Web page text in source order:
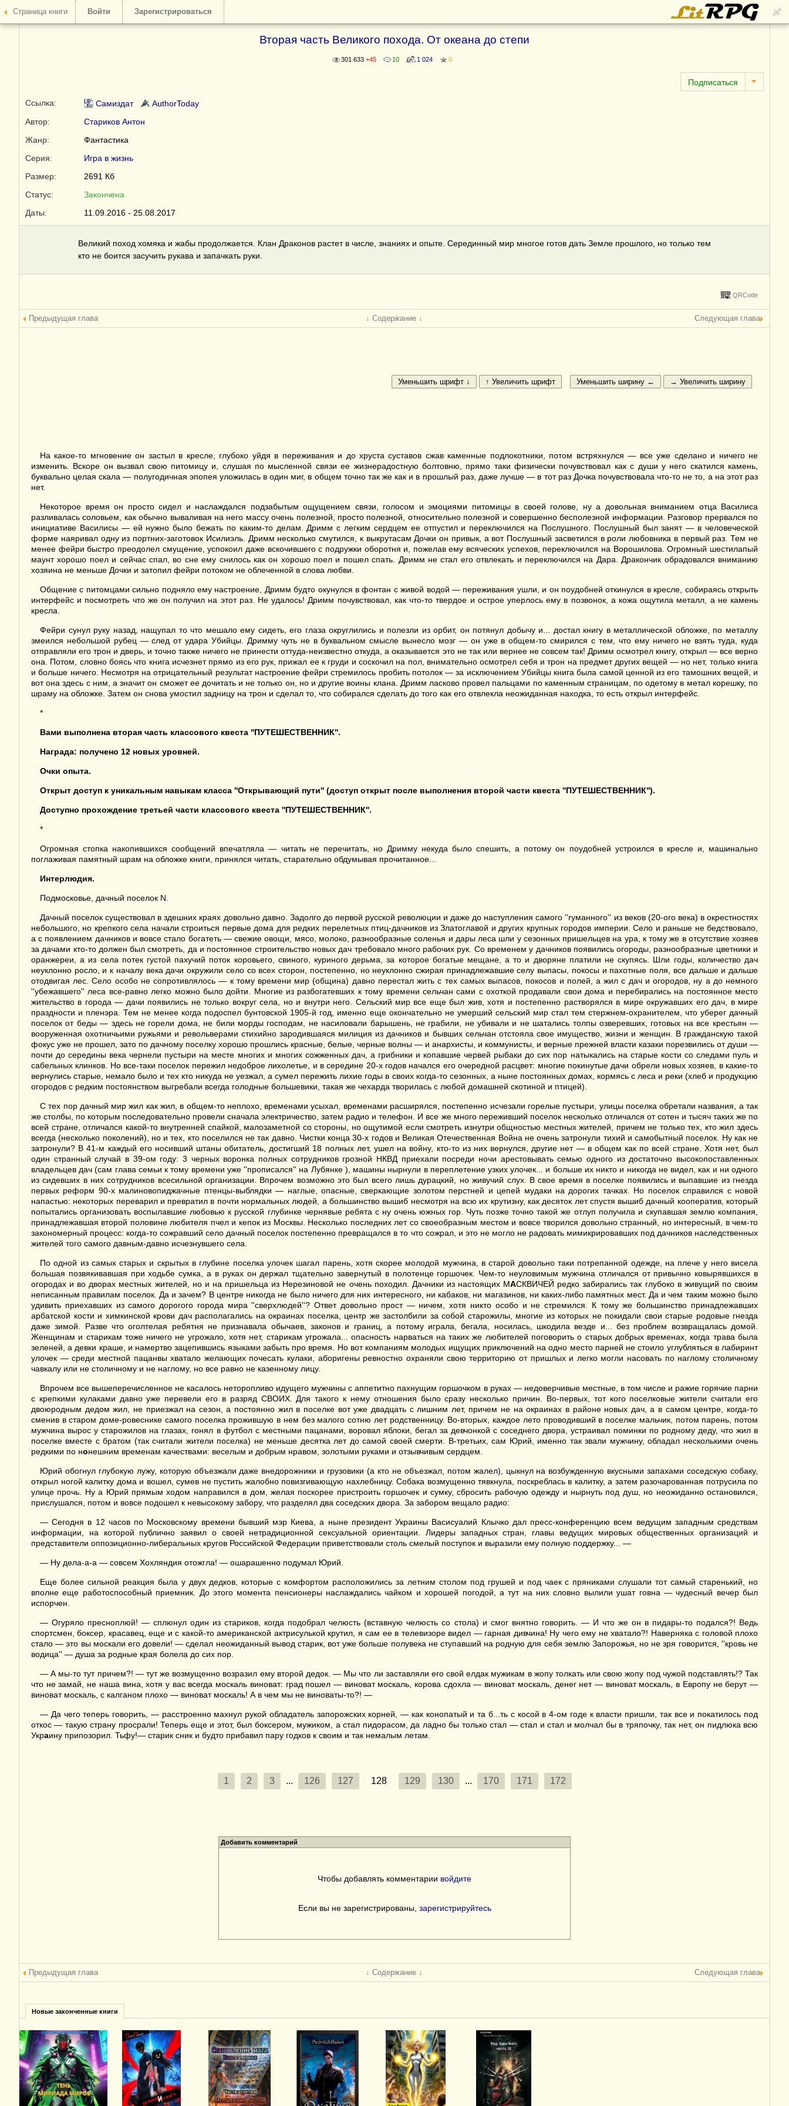
Страница книги Войти Зарегистрироваться
Вторая часть Великого похода. От океана до степи
301 633 +45 10 1 024 0
Ссылка: Самиздат
AuthorToday
Автор:
Стариков Антон
Жанр:
Фантастика
Серия:
Игра в жизнь
Размер:
2691 Кб
Статус:
Закончена
Даты:
11.09.2016 - 25.08.2017
Великий поход хомяка и жабы продолжается. Клан Драконов растет в числе, знаниях и опыте. Серединный мир многое готов дать Земле прошлого, но только тем
кто не боится засучить рукава и запачкать руки.
QRCode
Предыдущая глава ↓ Содержание ↓ Следующая глава
На какое-то мгновение он застыл в кресле, глубоко уйдя в переживания и до хруста суставов сжав каменные подлокотники, потом встряхнулся — все уже сделано и ничего не
изменить. Вскоре он вызвал свою питомицу и, слушая по мысленной связи ее жизнерадостную болтовню, прямо таки физически почувствовал как с души у него скатился камень,
буквально целая скала — полугодичная эпопея уложилась в один миг, в общем точно так же как и в прошлый раз, даже лучше — в тот раз Дочка почувствовала что-то не то, а на этот раз
нет.
Некоторое время он просто сидел и наслаждался подзабытым ощущением связи, голосом и эмоциями питомицы в своей голове, ну а довольная вниманием отца Василиса
разливалась соловьем, как обычно вываливая на него массу очень полезной, просто полезной, относительно полезной и совершенно бесполезной информации. Разговор прервался по
инициативе Василисы — ей нужно было бежать по каким-то делам. Дримм с легким сердцем ее отпустил и переключился на Послушного. Послушный был занят — в человеческой
форме наяривал одну из портних-заготовок Исилиэль. Дримм несколько смутился, к выкрутасам Дочки он привык, а вот Послушный засветился в роли любовника в первый раз. Тем не
менее фейри быстро преодолел смущение, успокоил даже вскочившего с подружки оборотня и, пожелав ему всяческих успехов, переключился на Ворошилова. Огромный шестилапый
маунт хорошо поел и сейчас спал, во сне ему снилось как он хорошо поел и пошел спать. Дримм не стал его отвлекать и переключился на Дара. Дракончик обрадовался вниманию
хозяина не меньше Дочки и затопил фейри потоком не облеченной в слова любви.
Общение с питомцами сильно подняло ему настроение, Дримм будто окунулся в фонтан с живой водой — переживания ушли, и он поудобней откинулся в кресле, собираясь открыть
интерфейс и посмотреть что же он получил на этот раз. Не удалось! Дримм почувствовал, как что-то твердое и острое уперлось ему в позвонок, а кожа ощутила металл, а не камень
кресла.
Фейри сунул руку назад, нащупал то что мешало ему сидеть, его глаза округлились и полезли из орбит, он потянул добычу и... достал книгу в металлической обложке, по металлу
змеился небольшой рубец — след от удара Убийцы. Дримму чуть не в буквальном смысле вынесло мозг — он уже в общем-то смирился с тем, что ему ничего не взять туда, куда
отправляли его трон и дверь, и точно также ничего не принести оттуда-неизвестно откуда, а оказывается это не так или вернее не совсем так! Дримм осмотрел книгу, открыл — все верно
она. Потом, словно боясь что книга исчезнет прямо из его рук, прижал ее к груди и соскочил на пол, внимательно осмотрел себя и трон на предмет других вещей — но нет, только книга
и больше ничего. Несмотря на отрицательный результат настроение фейри стремилось пробить потолок — за исключением Убийцы книга была самой ценной из его тамошних вещей, и
вот она здесь с ним, а значит он сможет ее дочитать и не только он, но и другие воины клана. Дримм ласково провел пальцами по каменным страницам, по одетому в метал корешку, по
шраму на обложке. Затем он снова умостил задницу на трон и сделал то, что собирался сделать до того как его отвлекла неожиданная находка, то есть открыл интерфейс.
*
Вами выполнена вторая часть классового квеста ''ПУТЕШЕСТВЕННИК''.
Награда: получено 12 новых уровней.
Очки опыта.
Открыт доступ к уникальным навыкам класса ''Открывающий пути'' (доступ открыт после выполнения второй части квеста ''ПУТЕШЕСТВЕННИК'').
Доступно прохождение третьей части классового квеста ''ПУТЕШЕСТВЕННИК''.
*
Огромная стопка накопившихся сообщений впечатляла — читать не перечитать, но Дримму некуда было спешить, а потому он поудобней устроился в кресле и, машинально
поглаживая памятный шрам на обложке книги, принялся читать, старательно обдумывая прочитанное...
Интерлюдия.
Подмосковье, дачный поселок N.
Дачный поселок существовал в здешних краях довольно давно. Задолго до первой русской революции и даже до наступления самого ''гуманного'' из веков (20-ого века) в окрестностях
небольшого, но крепкого села начали строиться первые дома для редких перелетных птиц-дачников из Златоглавой и других крупных городов империи. Село и раньше не бедствовало,
а с появлением дачников и вовсе стало богатеть — свежие овощи, мясо, молоко, разнообразные соленья и дары леса шли у сезонных пришельцев на ура, к тому же в отсутствие хозяев
за дачами кто-то должен был смотреть, да и постоянное строительство новых дач требовало много рабочих рук. Со временем у дачников появились огороды, разнообразные цветники и
оранжереи, а из села потек густой пахучий поток коровьего, свиного, куриного дерьма, за которое богатые мещане, а то и дворяне платили не скупясь. Шли годы, количество дач
неуклонно росло, и к началу века дачи окружили село со всех сторон, постепенно, но неуклонно сжирая принадлежавшие селу выпасы, покосы и пахотные поля, все дальше и дальше
отодвигая лес. Село особо не сопротивлялось — к тому времени мир (община) давно перестал жить с тех самых выпасов, покосов и полей, а жил с дач и огородов, ну а до немного
''убежавшего'' леса все-равно легко можно было дойти. Многие из разбогатевших к тому времени сельчан сами с охоткой продавали свои дома и перебирались на постоянное место
жительство в города — дачи появились не только вокруг села, но и внутри него. Сельский мир все еще был жив, хотя и постепенно растворялся в мире окружавших его дач, в мире
праздности и пленэра. Тем не менее когда подоспел бунтовской 1905-й год, именно еще окончательно не умерший сельский мир стал тем стержнем-охранителем, что уберег дачный
поселок от беды — здесь не горели дома, не били морды господам, не насиловали барышень, не грабили, не убивали и не шатались толпы озверевших, готовых на все крестьян —
вооруженная охотничьими ружьями и револьверами стихийно зародившаяся милиция из дачников и бывших сельчан отстояла свое имущество, жизни и женщин. В гражданскую такой
фокус уже не прошел, зато по дачному поселку хорошо прошлись красные, белые, черные волны — и анархисты, и коммунисты, и верные прежней власти казаки порезвились от души —
почти до середины века чернели пустыри на месте многих и многих сожженных дач, а грибники и копавшие червей рыбаки до сих пор натыкались на старые кости со следами пуль и
сабельных клинков. Но все-таки поселок пережил недоброе лихолетье, и в середине 20-х годов начался его очередной расцвет: многие покинутые дачи обрели новых хозяев, в какие-то
вернулись старые, немало было и тех кто никуда не уезжал, а сумел пережить лихие годы в своих когда-то сезонных, а ныне постоянных домах, кормясь с леса и реки (хлеб и продукцию
огородов с редким постоянством выгребали всегда голодные большевики, такая же чехарда творилась с любой домашней скотиной и птицей).
С тех пор дачный мир жил как жил, в общем-то неплохо, временами усыхал, временами расширялся, постепенно исчезали горелые пустыри, улицы поселка обретали названия, а так
же столбы, по которым последовательно провели сначала электричество, затем радио и телефон. И все же много переживший поселок несколько отличался от сотен и тысяч таких же по
всей стране, отличался какой-то внутренней спайкой, малозаметной со стороны, но ощутимой если смотреть изнутри общностью местных жителей, причем не только тех, кто жил здесь
всегда (несколько поколений), но и тех, кто поселился не так давно. Чистки конца 30-х годов и Великая Отечественная Война не очень затронули тихий и самобытный поселок. Ну как не
затронули? В 41-м каждый его носивший штаны обитатель, достигший 18 полных лет, ушел на войну, кто-то из них вернулся, другие нет — в общем как по всей стране. Хотя нет, был
один странный случай в 39-ом году: 3 черных воронка полных сотрудников грозной НКВД приехали посреди ночи арестовывать семью одного из достаточно высокопоставленных
владельцев дач (сам глава семьи к тому времени уже ''прописался'' на Лубянке ), машины нырнули в переплетение узких улочек... и больше их никто и никогда не видел, как и ни одного
из сидевших в них сотрудников всесильной организации. Впрочем возможно это был всего лишь дурацкий, но живучий слух. В свое время в поселке появились и выпавшие из гнезда
первых реформ 90-х малиновопиджачные птенцы-выблядки — наглые, опасные, сверкающие золотом перстней и цепей мудаки на дорогих тачках. Но поселок справился с новой
напастью: некоторых переварил и превратил в почти нормальных людей, а большинство вышиб несмотря на всю их крутизну, как десяток лет спустя вышиб дачный кооператив, который
попытались организовать воспылавшие любовью к русской глубинке чернявые ребята с ну очень южных гор. Чуть позже точно такой же отлуп получила и скупавшая землю компания,
принадлежавшая второй половине любителя пчел и кепок из Москвы. Несколько последних лет со своеобразным местом и вовсе творился довольно странный, но интересный, в чем-то
закономерный процесс: когда-то сожравший село дачный поселок постепенно превращался в то что сожрал, и это не могло не радовать мимикрировавших под дачников наследственных
жителей того самого давным-давно исчезнувшего села.
По одной из самых старых и скрытых в глубине поселка улочек шагал парень, хотя скорее молодой мужчина, в старой довольно таки потрепанной одежде, на плече у него висела
большая позвякивавшая при ходьбе сумка, а в руках он держал тщательно завернутый в полотенце горшочек. Чем-то неуловимым мужчина отличался от привычно ковырявшихся в
огородах и во дворах местных жителей, но и на пришельца из Нерезиновой не очень походил. Дачники из настоящих МАСКВИЧЕЙ редко забирались так глубоко в живущий по своим
неписанным правилам поселок. Да и зачем? В центре никогда не было ничего для них интересного, ни кабаков, ни магазинов, ни каких-либо памятных мест. Да и чем таким можно было
удивить приехавших из самого дорогого города мира ''сверхлюдей''? Ответ довольно прост — ничем, хотя никто особо и не стремился. К тому же большинство принадлежавших
арбатской кости и химкинской крови дач располагались на окраинах поселка, центр же застолбили за собой старожилы, многие из которых не покидали свои старые родовые гнезда
даже зимой. Разве что оголтелая ребятня не признавала обычаев, законов и границ, а потому играла, бегала, носилась, шкодила везде и... без проблем возвращалась домой.
Женщинам и старикам тоже ничего не угрожало, хотя нет, старикам угрожала... опасность нарваться на таких же любителей поговорить о старых добрых временах, когда трава была
зеленей, а девки краше, и намертво зацепившись языками забыть про время. Но вот компаниям молодых ищущих приключений на одно место парней не стоило углубляться в лабиринт
улочек — среди местной пацанвы хватало желающих почесать кулаки, аборигены ревностно охраняли свою территорию от пришлых и легко могли насовать по наглому столичному
чавкалу или не столичному и не наглому, но все равно не казенному лицу.
Впрочем все вышеперечисленное не касалось неторопливо идущего мужчины с аппетитно пахнущим горшочком в руках — недоверчивые местные, в том числе и ражие горячие парни
с крепкими кулаками давно уже перевели его в разряд СВОИХ. Для такого к нему отношения было сразу несколько причин. Во-первых, тот кого поселковые жители считали его
двоюродным дедом жил, не приезжал на сезон, а постоянно жил в поселке вот уже двадцать с лишним лет, причем не на окраинах в районе новых дач, а в самом центре, когда-то
сменив в старом доме-ровеснике самого поселка прожившую в нем без малого сотню лет родственницу. Во-вторых, каждое лето проводивший в поселке мальчик, потом парень, потом
мужчина вырос у старожилов на глазах, гонял в футбол с местными пацанами, воровал яблоки, бегал за девчонкой с соседнего двора, устраивал поминки по родному деду, что жил в
поселке вместе с братом (так считали жители поселка) не меньше десятка лет до самой своей смерти. В-третьих, сам Юрий, именно так звали мужчину, обладал несколькими очень
редкими по нонешним временам качествами: веселым и добрым нравом, золотыми руками и отзывчивым сердцем.
Юрий обогнул глубокую лужу, которую объезжали даже внедорожники и грузовики (а кто не объезжал, потом жалел), цыкнул на возбужденную вкусными запахами соседскую собаку,
открыл ногой калитку дома и вошел, сумев не пустить жалобно повизгивающую нахлебницу. Собака возмущенно тявкнула, поскреблась в калитку, а затем разочарованная потрусила по
улице прочь. Ну а Юрий прямым ходом направился в дом, желая поскорее пристроить горшочек и сумку, сбросить рабочую одежду и нырнуть под душ, но неожиданно остановился,
прислушался, потом и вовсе подошел к невысокому забору, что разделял два соседских двора. За забором вещало радио:
— Сегодня в 12 часов по Московскому времени бывший мэр Киева, а ныне президент Украины Васисуалий Клычко дал пресс-конференцию всем ведущим западным средствам
информации, на которой публично заявил о своей нетрадиционной сексуальной ориентации. Лидеры западных стран, главы ведущих мировых общественных организаций и
представители оппозиционно-либеральных кругов Российской Федерации приветствовали столь смелый поступок и выразили ему полную поддержку... —
— Ну дела-а-а — совсем Хохляндия отожгла! — ошарашенно подумал Юрий.
Еще более сильной реакция была у двух дедков, которые с комфортом расположились за летним столом под грушей и под чаек с пряниками слушали тот самый старенький, но
вполне еще работоспособный приемник. До этого момента пенсионеры наслаждались чайком и хорошей погодой, а тут на них словно вылили ушат говна — чудесный вечер был
испорчен.
— Огуряло пресноплюй! — сплюнул один из стариков, когда подобрал челюсть (вставную челюсть со стола) и смог внятно говорить. — И что же он в пидары-то подался?! Ведь
спортсмен, боксер, красавец, еще и с какой-то американской актрисулькой крутил, я сам ее в телевизоре видел — гарная дивчина! Ну чего ему не хватало?! Наверняка с головой плохо
стало — это вы москали его довели! — сделал неожиданный вывод старик, вот уже больше полувека не ступавший на родную для себя землю Запорожья, но не зря говорится, ''кровь не
водица'' — душа за родные края болела до сих пор.
— А мы-то тут причем?! — тут же возмущенно возразил ему второй дедок. — Мы что ли заставляли его свой елдак мужикам в жопу толкать или свою жопу под чужой подставлять!? Так
что не замай, не наша вина, хотя у вас всегда москаль виноват: град пошел — виноват москаль, корова сдохла — виноват москаль, денег нет — виноват москаль, в Европу не берут —
виноват москаль, с калганом плохо — виноват москаль! А в чем мы не виноваты-то?! —
— Да чего теперь говорить, — расстроенно махнул рукой обладатель запорожских корней, — как конопатый и та б...ть с косой в 4-ом годе к власти пришли, так все и покатилось под
откос — такую страну просрали! Теперь еще и этот, был боксером, мужиком, а стал пидорасом, да ладно бы только стал — стал и стал и молчал бы в тряпочку, так нет, он пидлюка всю
Украину припозорил. Тьфу!— старик сник и будто прибавил пару годков к своим и так немалым летам.
1 2 3 ... 126 127 128 129 130 ... 170 171 172
Добавить комментарий
Чтобы добавлять комментарии войдите
Если вы не зарегистрированы, зарегистрируйтесь
Предыдущая глава ↓ Содержание ↓ Следующая глава
Новые законченные книги